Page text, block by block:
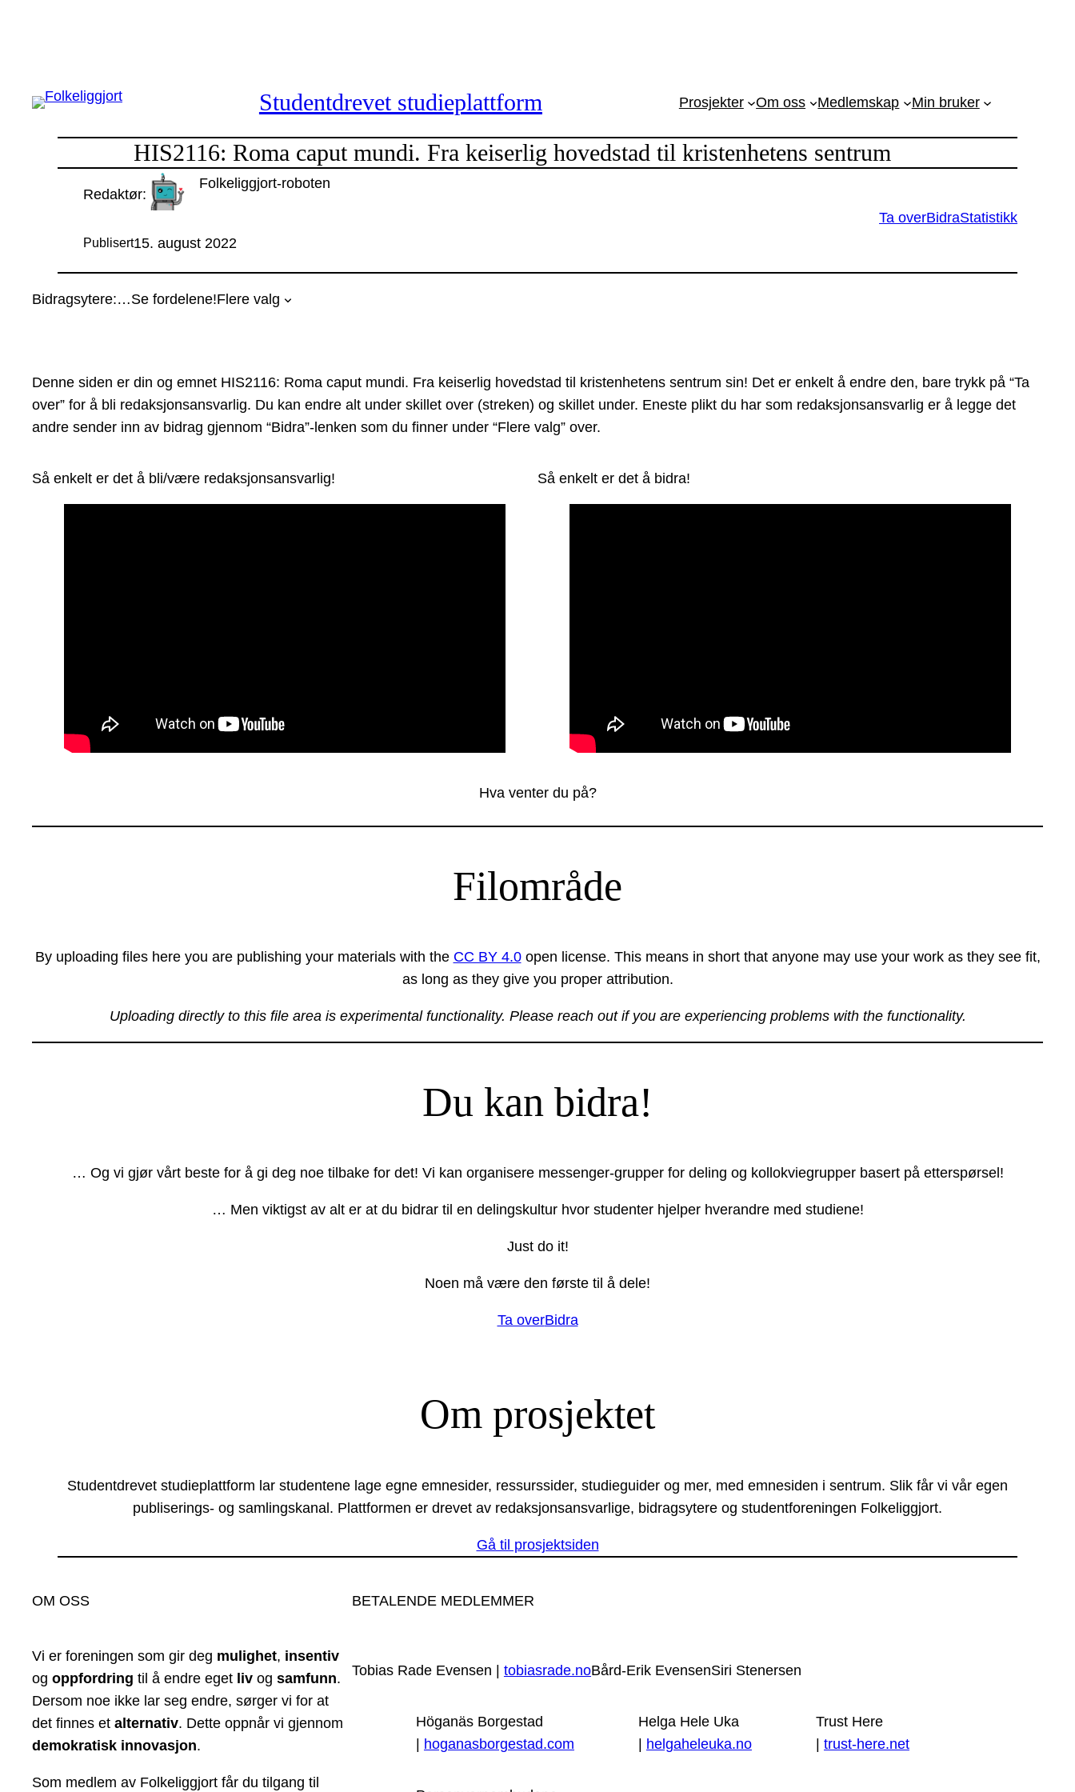
Studentdrevet studieplattform Prosjekter Om oss Medlemskap Min bruker
HIS2116: Roma caput mundi. Fra keiserlig hovedstad til kristenhetens sentrum
Redaktør:
Folkeliggjort-roboten
Publisert15. august 2022
Ta overBidraStatistikk
Bidragsytere:…Se fordelene!Flere valg
Denne siden er din og emnet HIS2116: Roma caput mundi. Fra keiserlig hovedstad til kristenhetens sentrum sin! Det er enkelt å endre den, bare trykk på “Ta
over” for å bli redaksjonsansvarlig. Du kan endre alt under skillet over (streken) og skillet under. Eneste plikt du har som redaksjonsansvarlig er å legge det
andre sender inn av bidrag gjennom “Bidra”-lenken som du finner under “Flere valg” over.
Så enkelt er det å bli/være redaksjonsansvarlig! Så enkelt er det å bidra!
Hva venter du på?
Filområde
By uploading files here you are publishing your materials with the CC BY 4.0open license. This means in short that anyone may use your work as they see fit,
as long as they give you proper attribution.
Uploading directly to this file area is experimental functionality. Please reach out if you are experiencing problems with the functionality.
Du kan bidra!
… Og vi gjør vårt beste for å gi deg noe tilbake for det! Vi kan organisere messenger-grupper for deling og kollokviegrupper basert på etterspørsel!
… Men viktigst av alt er at du bidrar til en delingskultur hvor studenter hjelper hverandre med studiene!
Just do it!
Noen må være den første til å dele!
Ta overBidra
Om prosjektet
Studentdrevet studieplattform lar studentene lage egne emnesider, ressurssider, studieguider og mer, med emnesiden i sentrum. Slik får vi vår egen
publiserings- og samlingskanal. Plattformen er drevet av redaksjonsansvarlige, bidragsytere og studentforeningen Folkeliggjort.
Gå til prosjektsiden
OM OSS
Vi er foreningen som gir deg mulighet, insentiv
og oppfordring til å endre eget liv og samfunn.
Dersom noe ikke lar seg endre, sørger vi for at
det finnes et alternativ. Dette oppnår vi gjennom
demokratisk innovasjon.
Som medlem av Folkeliggjort får du tilgang til
BETALENDE MEDLEMMER
Tobias Rade Evensen | tobiasrade.noBård-Erik EvensenSiri Stenersen
Höganäs Borgestad
| hoganasborgestad.com
Helga Hele Uka
| helgaheleuka.no
Trust Here
| trust-here.net